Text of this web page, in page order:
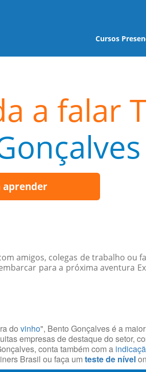
Cursos
a falar
aprender
amigos, colegas de trabalho ou
para a próxima aventura
do vinho", Bento Gonçalves é a
empresas de destaque do setor,
conta também com a
Brasil ou faça um teste de nível